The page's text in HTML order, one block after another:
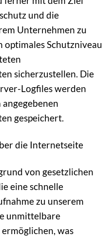
und die
Unternehmen zu
Schutzniveau
sicherzustellen. Die
Logfiles werden
gespeichert.
die Internetseite
von gesetzlichen
eine schnelle
zu unserem
unmittelbare
was